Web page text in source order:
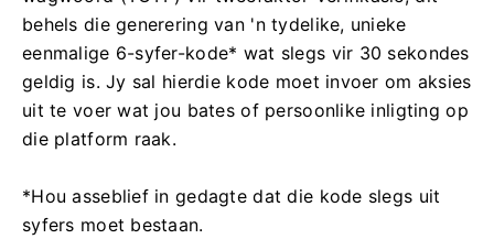
behels die generering van 'n tydelike, unieke
eenmalige 6-syfer-kode* wat slegs vir 30 sekondes
geldig is.Jy sal hierdie kode moet invoer om aksies
uit te voer wat jou bates of persoonlike inligting op
die platform raak.
*Hou asseblief in gedagte dat die kode slegs uit
syfers moet bestaan.